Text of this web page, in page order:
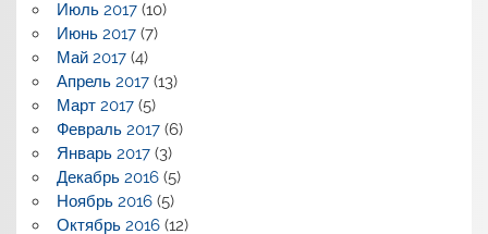
Июль 2017(10)
Июнь 2017(7)
Май 2017(4)
Апрель 2017(13)
Март 2017(5)
Февраль 2017(6)
Январь 2017(3)
Декабрь 2016(5)
Ноябрь 2016(5)
Октябрь 2016(12)